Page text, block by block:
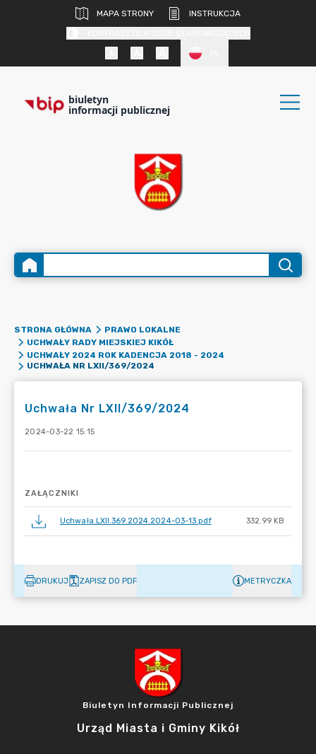
MAPA STRONY
INSTRUKCJA
biuletyn
informacji publicznej
STRONA GŁÓWNA
PRAWO LOKALNE
UCHWAŁY RADY MIEJSKIEJ KIKÓŁ
UCHWAŁY 2024 ROK KADENCJA 2018 - 2024
UCHWAŁA NR LXII/369/2024
Uchwała Nr LXII/369/2024
2024-03-22 15:15
ZAŁĄCZNIKI
Uchwała.LXII.369.2024.2024-03-13.pdf 332.99 KB
DRUKUJ ZAPISZ DO PDF METRYCZKA
Biuletyn Informacji Publicznej
Urząd Miasta i Gminy Kikół